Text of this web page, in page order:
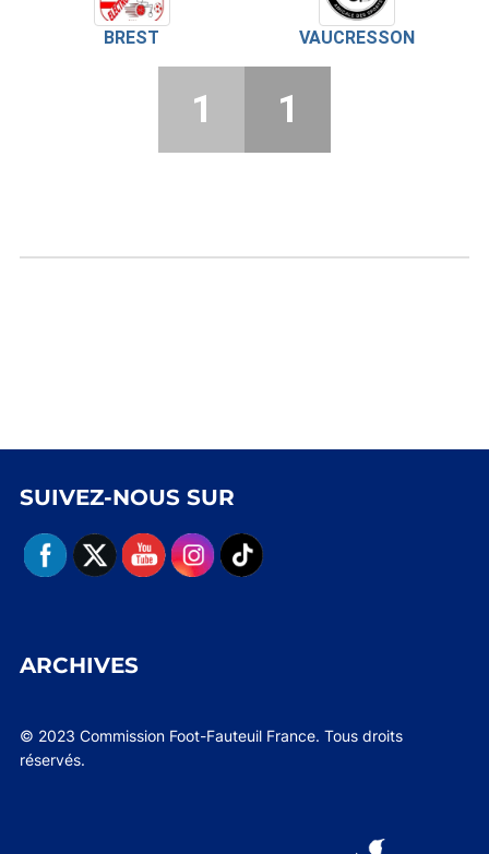
BREST VAUCRESSON
1 1
SUIVEZ-NOUS SUR
ARCHIVES
© 2023 Commission Foot-Fauteuil France. Tous droits
réservés.